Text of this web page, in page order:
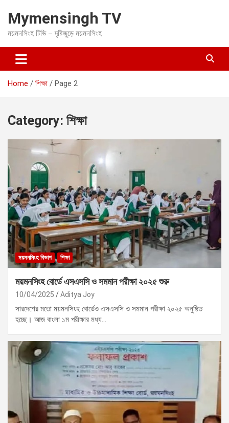
t
c
Mymensingh TV
ময়মনসিংহ টিভি – দৃষ্টিজুড়ে ময়মনসিংহ
Home শিক্ষা Page 2
Category: শিক্ষা
ময়মনসিংহ বিভাগ শিক্ষা
ময়মনসিংহ বোর্ডে এসএসসি ও সমমান পরীক্ষা ২০২৫ শুরু
10/04/2025 Aditya Joy
সারদেশের মতো ময়মনসিংহ বোর্ডেও এসএসসি ও সমমান পরীক্ষা ২০২৫ অনুষ্ঠিত
হচ্ছে। আজ বাংলা ১ম পরীক্ষার মধ্য…